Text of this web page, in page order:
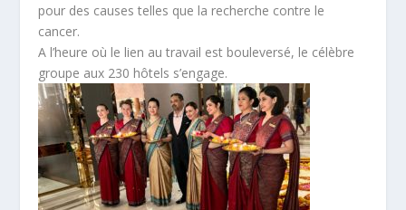
pour des causes telles que la recherche contre le
cancer.
A l’heure où le lien au travail est bouleversé, le célèbre
groupe aux 230 hôtels s’engage.